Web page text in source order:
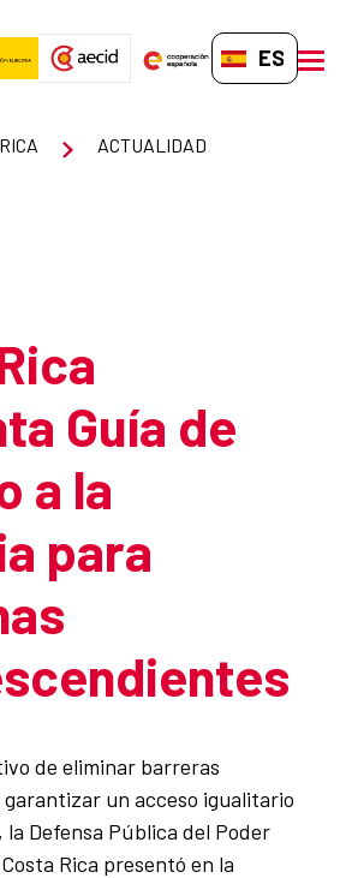
ES-ES
ACTUALIDAD
Guía de
a la
para
de eliminar barreras
un acceso igualitario
la Defensa Pública del Poder
Rica presentó en la